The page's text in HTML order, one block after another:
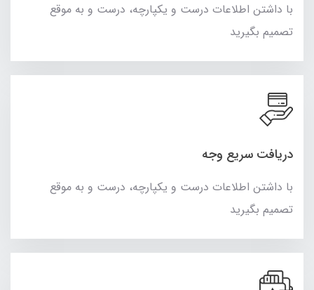
با داشتن اطلاعات درست و یکپارچه، درست و به موقع
تصمیم بگیرید
دریافت سریع وجه
با داشتن اطلاعات درست و یکپارچه، درست و به موقع
تصمیم بگیرید